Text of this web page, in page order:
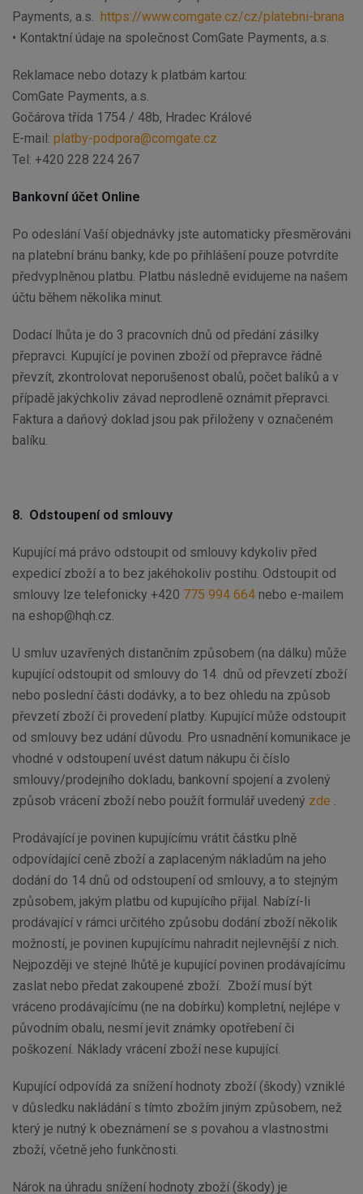
Payments, a.s. https://www.comgate.cz/cz/platebni-brana
• Kontaktní údaje na společnost ComGate Payments, a.s.
Reklamace nebo dotazy k platbám kartou:
ComGate Payments, a.s.
Gočárova třída 1754 / 48b, Hradec Králové
E-mail: platby-podpora@comgate.cz
Tel: +420 228 224 267
Bankovní účet Online
Po odeslání Vaší objednávky jste automaticky přesměrováni
na platební bránu banky, kde po přihlášení pouze potvrdíte
předvyplněnou platbu. Platbu následně evidujeme na našem
účtu během několika minut.
Dodací lhůta je do 3 pracovních dnů od předání zásilky
přepravci. Kupující je povinen zboží od přepravce řádně
převzít, zkontrolovat neporušenost obalů, počet balíků a v
případě jakýchkoliv závad neprodleně oznámit přepravci.
Faktura a daňový doklad jsou pak přiloženy v označeném
balíku.
8. Odstoupení od smlouvy
Kupující má právo odstoupit od smlouvy kdykoliv před
expedicí zboží a to bez jakéhokoliv postihu. Odstoupit od
smlouvy lze telefonicky +420 775 994 664 nebo e-mailem
na eshop@hqh.cz.
U smluv uzavřených distančním způsobem (na dálku) může
kupující odstoupit od smlouvy do 14 dnů od převzetí zboží
nebo poslední části dodávky, a to bez ohledu na způsob
převzetí zboží či provedení platby. Kupující může odstoupit
od smlouvy bez udání důvodu. Pro usnadnění komunikace je
vhodné v odstoupení uvést datum nákupu či číslo
smlouvy/prodejního dokladu, bankovní spojení a zvolený
způsob vrácení zboží nebo použít formulář uvedený zde
Prodávající je povinen kupujícímu vrátit částku plně
odpovídající ceně zboží a zaplaceným nákladům na jeho
dodání do 14 dnů od odstoupení od smlouvy, a to stejným
způsobem, jakým platbu od kupujícího přijal. Nabízí-li
prodávající v rámci určitého způsobu dodání zboží několik
možností, je povinen kupujícímu nahradit nejlevnější z nich.
Nejpozději ve stejné lhůtě je kupující povinen prodávajícímu
zaslat nebo předat zakoupené zboží. Zboží musí být
vráceno prodávajícímu (ne na dobírku) kompletní, nejlépe v
původním obalu, nesmí jevit známky opotřebení či
poškození. Náklady vrácení zboží nese kupující.
Kupující odpovídá za snížení hodnoty zboží (škody) vzniklé
v důsledku nakládání s tímto zbožím jiným způsobem, než
který je nutný k obeznámení se s povahou a vlastnostmi
zboží, včetně jeho funkčnosti.
Nárok na úhradu snížení hodnoty zboží (škody) je